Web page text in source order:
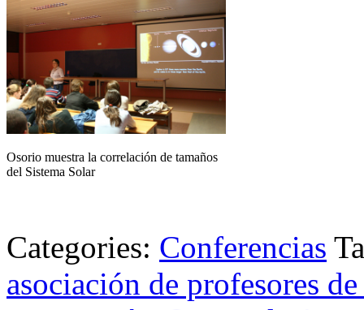
Osorio muestra la correlación de tamaños
del Sistema Solar
Categories: Conferencias
asociación de profesores